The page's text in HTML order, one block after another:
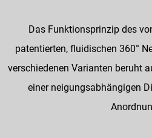
Das Funktionsprinzip des
patentierten, fluidischen 360°
verschiedenen Varianten beruht
einer neigungsabhängigen